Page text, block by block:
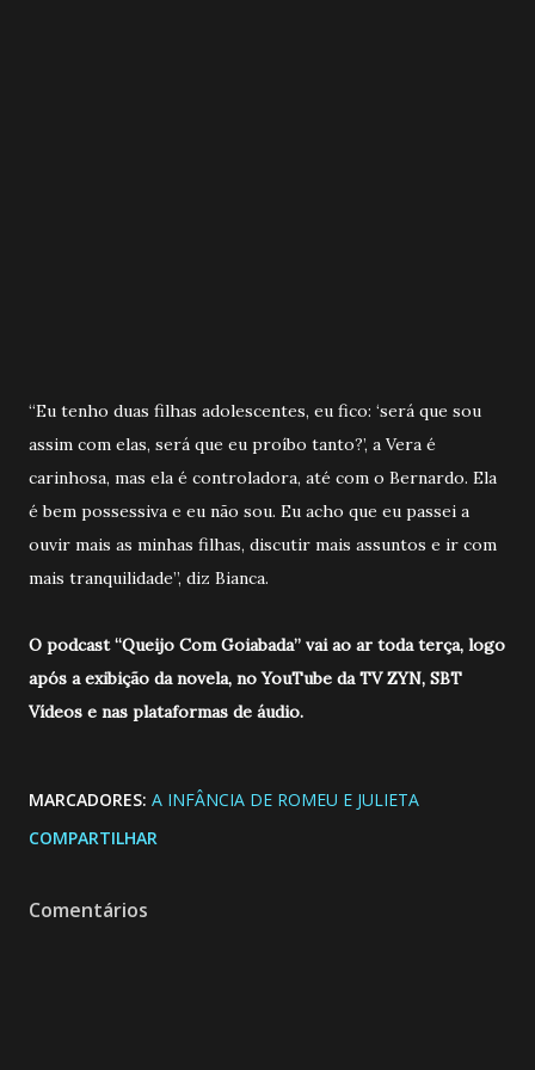
“Eu tenho duas filhas adolescentes, eu fico: ‘será que sou
assim com elas, será que eu proíbo tanto?’, a Vera é
carinhosa, mas ela é controladora, até com o Bernardo. Ela
é bem possessiva e eu não sou. Eu acho que eu passei a
ouvir mais as minhas filhas, discutir mais assuntos e ir com
mais tranquilidade”, diz Bianca.
O podcast “Queijo Com Goiabada” vai ao ar toda terça, logo
após a exibição da novela, no YouTube da TV ZYN, SBT
Vídeos e nas plataformas de áudio.
MARCADORES: A INFÂNCIA DE ROMEU E JULIETA
COMPARTILHAR
Comentários